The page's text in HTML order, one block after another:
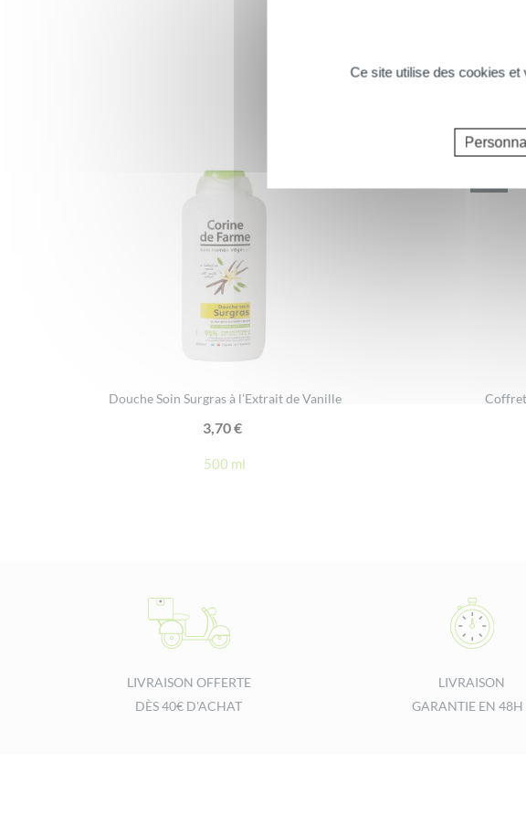
Vous
Douche Soin Surgras à l’Extrait de Vanille
3,70€
500 ml
LIVRAISON OFFERTE
DÈS 40€ D'ACHAT
LIVRAISON
GARANTIE EN 48H
Ce site utilise des cookies